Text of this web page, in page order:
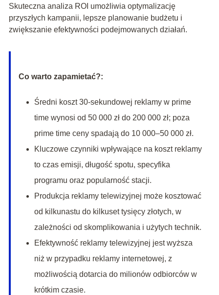
Skuteczna analiza ROI umożliwia optymalizację
przyszłych kampanii, lepsze planowanie budżetu i
zwiększanie efektywności podejmowanych działań.
Co warto zapamietać?:
Średni koszt 30-sekundowej reklamy w prime
time wynosi od 50 000 zł do 200 000 zł; poza
prime time ceny spadają do 10 000–50 000 zł.
Kluczowe czynniki wpływające na koszt reklamy
to czas emisji, długość spotu, specyfika
programu oraz popularność stacji.
Produkcja reklamy telewizyjnej może kosztować
od kilkunastu do kilkuset tysięcy złotych, w
zależności od skomplikowania i użytych technik.
Efektywność reklamy telewizyjnej jest wyższa
niż w przypadku reklamy internetowej, z
możliwością dotarcia do milionów odbiorców w
krótkim czasie.